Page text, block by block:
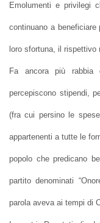
Emolumenti e privilegi
continuano a
loro sfortuna, il rispettivo
Fa ancora più rabbia
percepiscono stipendi,
(fra cui persino le
appartenenti a tutte le
popolo che predicano
partito denominati
parola aveva ai tempi di